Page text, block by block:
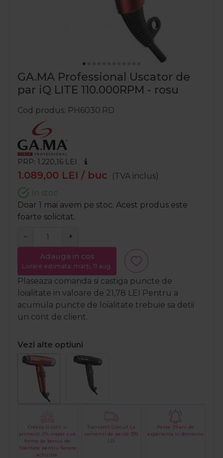
GA.MA Professional Uscator de
par iQ LITE 110.000RPM - rosu
Cod produs PH6030.RD
PRP: 1.220,16 LEI
1.089,00 LEI / buc
(TVA inclus)
In stoc
Doar 1 mai avem pe stoc. Acest produs este
foarte solicitat.
− +
Adauga in cos
Livrare estimata: marți, 11 aug.
Plaseaza comanda si castiga puncte de
loialitate in valoare de 21,78 LEI Pentru a
acumula puncte de loialitate trebuie sa detii
un cont de client.
Vezi alte optiuni
Creaza-ti cont si
primesti 2% inapoi sub
forma de bonus de
fidelitate pentru fiecare
achizitie.
Transport Gratuit La
comenzi de peste 399
LEI
Peste 29 ani de
experienta in domeniu